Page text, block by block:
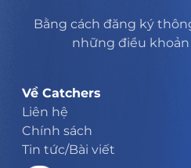
Bằng cách đăng ký
những điều
Về Catchers
Liên hệ
Chính sách
Tin tức/Bài viết